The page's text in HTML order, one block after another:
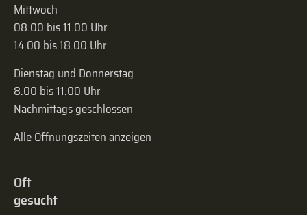
Mittwoch
08.00 bis 11.00 Uhr
14.00 bis 18.00 Uhr
Dienstag und Donnerstag
8.00 bis 11.00 Uhr
Nachmittags geschlossen
Alle Öffnungszeiten anzeigen
Oft
gesucht